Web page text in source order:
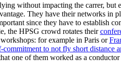
without impacting the carrer, but
They have their networks in
since they have to establish
the HPSG crowd rotates their
for example in Paris or
commitment to not fly short distance
one of them worked as a